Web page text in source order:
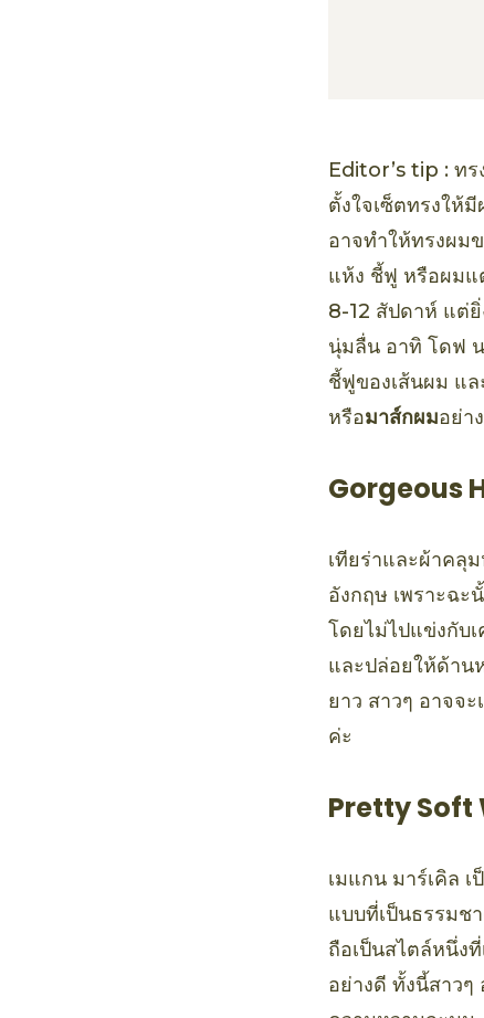
Editor’s tip : ท
ตั้งใจเซ็ตทรงให้
อาจทำให้ทรงผม
แห้ง ชี้ฟู หรือผมแ
8-12 สัปดาห์ แต่
นุ่มลื่น อาทิ โดฟ
ชี้ฟูของเส้นผม แล
หรือมาส์กผมอย่า
Gorgeous
เทียร่าและผ้าคลุ
อังกฤษ เพราะฉะ
โดยไม่ไปแข่งกับ
และปล่อยให้ด้าน
ยาว สาวๆ อาจจ
ค่ะ
Pretty Soft
เมแกน มาร์เคิล
แบบที่เป็นธรรมช
ถือเป็นสไตล์หนึ่ง
อย่างดี ทั้งนี้สาว